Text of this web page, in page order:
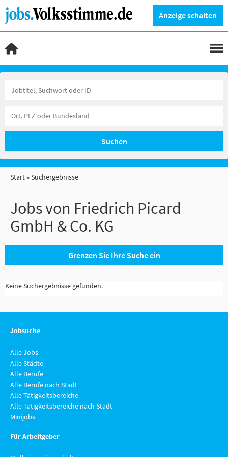
Anzeige schalten
Suchen
Start Suchergebnisse
Jobs von Friedrich Picard
GmbH & Co. KG
Grenzen Sie Ihre Suche ein
Keine Suchergebnisse gefunden.
Jobsuche
Alle Jobs
Alle Städte
Alle Berufe
Alle Berufe nach Stadt
Alle Tätigkeitsbereiche
Alle Tätigkeitsbereiche nach Stadt
Minijobs
Für Arbeitgeber